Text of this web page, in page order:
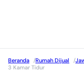
Beranda /Rumah Dijual /
3 Kamar Tidur